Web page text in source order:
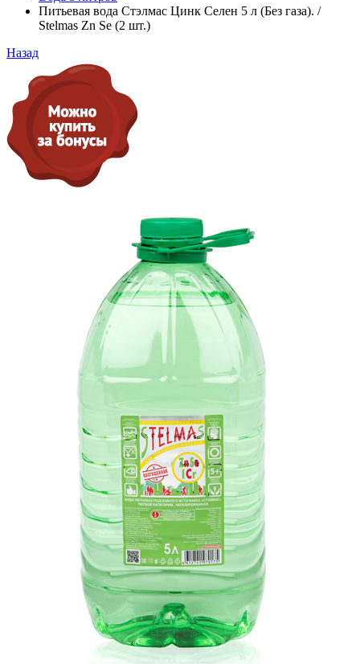
Питьевая вода Стэлмас Цинк Селен 5 л (Без газа). /
Stelmas Zn Se (2 шт.)
Назад